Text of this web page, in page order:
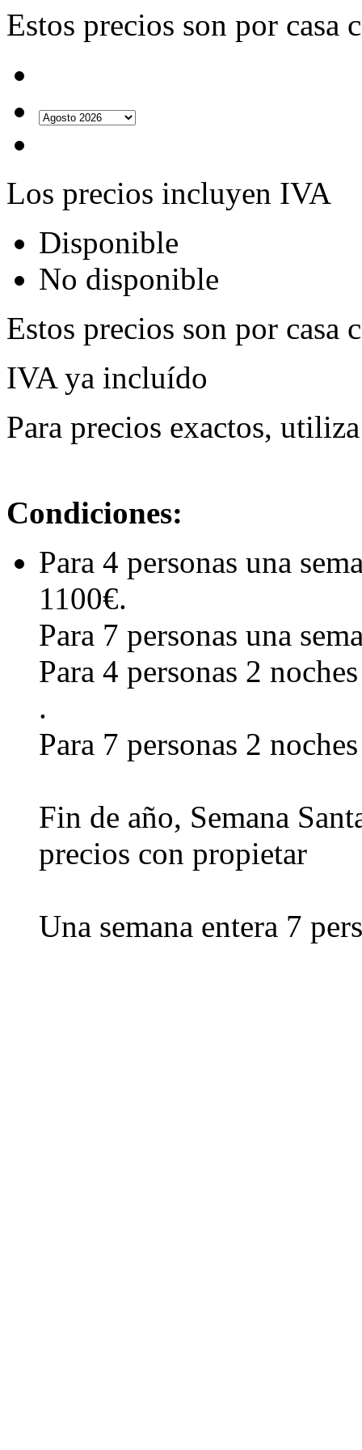
Estos precios son por casa
Los precios incluyen IVA
Disponible
No disponible
Estos precios son por casa
IVA ya incluído
Para precios exactos,
Condiciones:
Para 4 personas una
1100€.
Para 7 personas una
Para 4 personas 2
.
Para 7 personas 2
Fin de año, Semana
precios con propietar
Una semana entera 7